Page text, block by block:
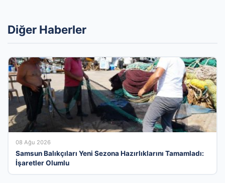
Diğer Haberler
08 Ağu 2026
Samsun Balıkçıları Yeni Sezona Hazırlıklarını Tamamladı:
İşaretler Olumlu